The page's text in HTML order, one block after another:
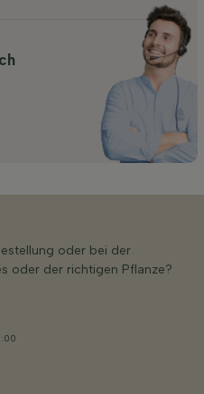
oder bei der
oder der richtigen Pflanze?